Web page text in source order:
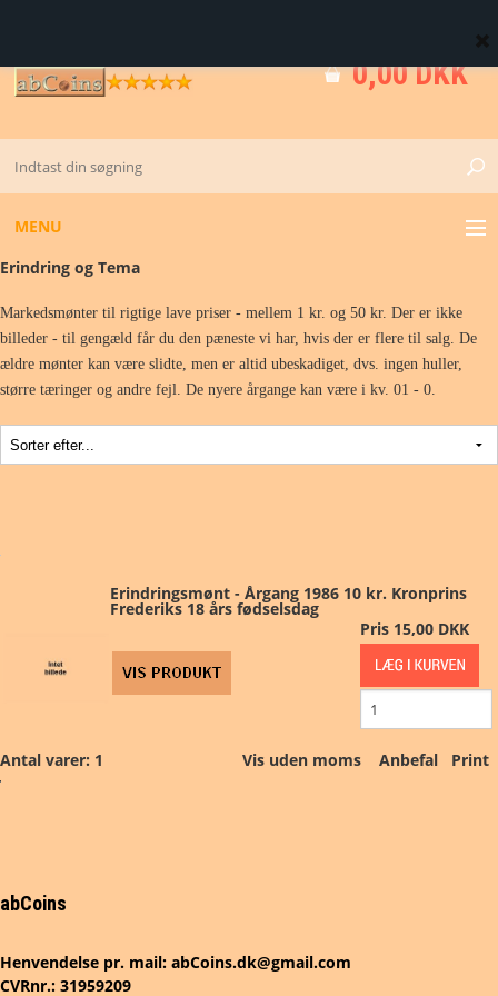
0,00 DKK
MENU
KV. M - 0 - 01
DK FØR 1874
DK FRA 1873
ANDET
BESTIL
Erindring og Tema
Markedsmønter til rigtige lave priser - mellem 1 kr. og 50 kr. Der er ikke
billeder - til gengæld får du den pæneste vi har, hvis der er flere til salg. De
ældre mønter kan være slidte, men er altid ubeskadiget, dvs. ingen huller,
større tæringer og andre fejl. De nyere årgange kan være i kv. 01 - 0.
Erindringsmønt - Årgang 1986 10 kr. Kronprins
Frederiks 18 års fødselsdag
Pris 15,00 DKK
Antal varer: 1 Vis uden moms Anbefal Print
abCoins
Henvendelse pr. mail: abCoins.dk@gmail.com
CVRnr.: 31959209